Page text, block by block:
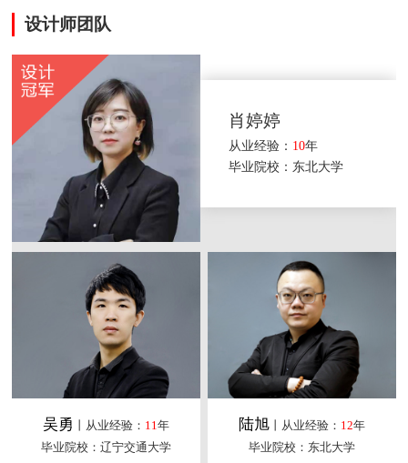
设计师团队
肖婷婷
从业经验： 10年
毕业院校：东北大学
吴勇 丨从业经验： 11年
毕业院校：辽宁交通大学
陆旭丨从业经验： 12年
毕业院校：东北大学